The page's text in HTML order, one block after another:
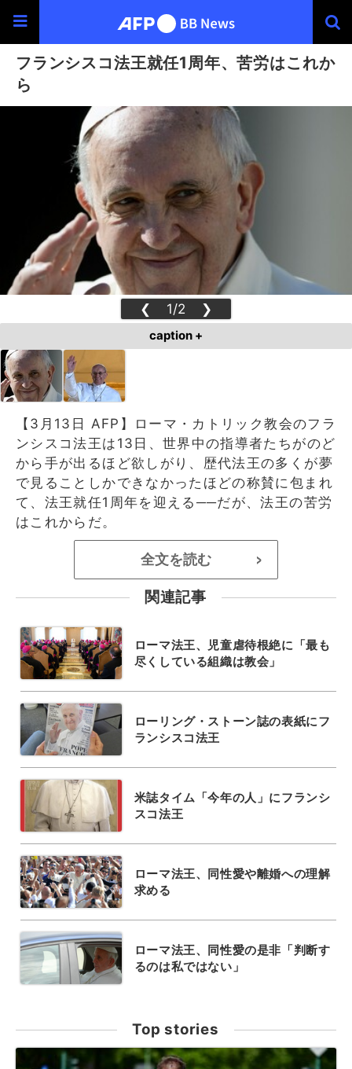
フランシスコ法王就任1周年、苦労はこれか
ら
❮ 1/2 ❯
caption +
【3月13日 AFP】ローマ・カトリック教会のフラ
ンシスコ法王は13日、世界中の指導者たちがのど
から手が出るほど欲しがり、歴代法王の多くが夢
で見ることしかできなかったほどの称賛に包まれ
て、法王就任1周年を迎える──だが、法王の苦労
はこれからだ。
全文を読む >
関連記事
ローマ法王、児童虐待根絶に「最も
尽くしている組織は教会」
ローリング・ストーン誌の表紙にフ
ランシスコ法王
米誌タイム「今年の人」にフランシ
スコ法王
ローマ法王、同性愛や離婚への理解
求める
ローマ法王、同性愛の是非「判断す
るのは私ではない」
Top stories